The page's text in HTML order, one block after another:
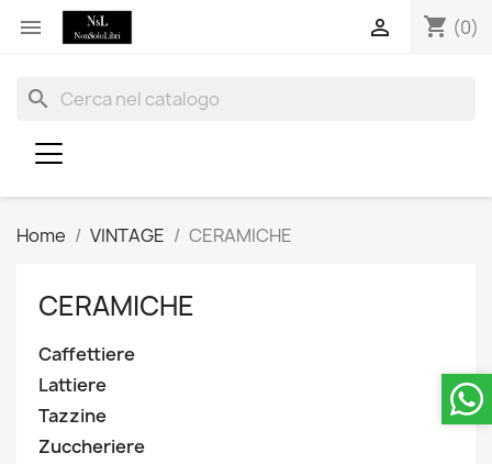
 shopping_cart (0)

search
Home VINTAGE CERAMICHE
CERAMICHE
Caffettiere
Lattiere
Tazzine
Zuccheriere